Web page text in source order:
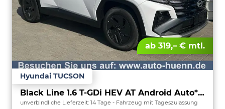
ab 319,– € mtl.
Hyundai TUCSON
Black Line 1.6 T-GDi HEV AT Android Auto*Navi*SHZ*Kamera*2Z Klimaauto*
unverbindliche Lieferzeit: 14 Tage Fahrzeug mit Tageszulassung